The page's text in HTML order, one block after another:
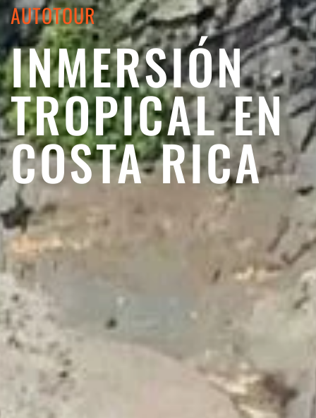
AUTOTOUR
INMERSIÓN
TROPICAL EN
COSTA RICA